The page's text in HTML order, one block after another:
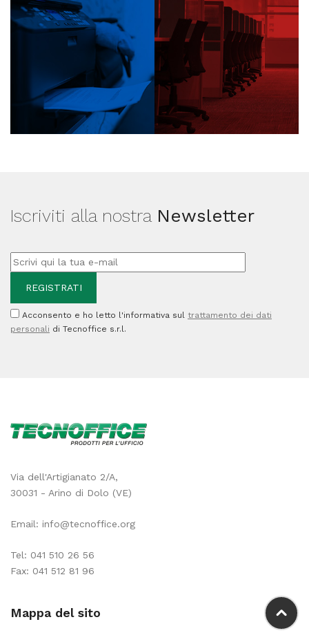
Iscriviti alla nostra Newsletter
Acconsento e ho letto l'informativa sul trattamento dei dati
personali di Tecnoffice s.r.l.
Via dell'Artigianato 2/A,
30031 - Arino di Dolo (VE)
Email: info@tecnoffice.org
Tel: 041 510 26 56
Fax: 041 512 81 96
Mappa del sito